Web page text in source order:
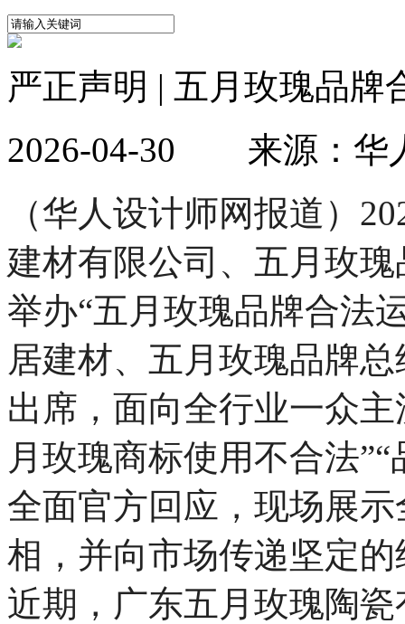
严正声明 | 五月玫瑰品牌
2026-04-30 来源：
（华人设计师网报道）
建材有限公司、五月玫
举办“五月玫瑰品牌合法
居建材、五月玫瑰品牌
出席，面向全行业一众
月玫瑰商标使用不合法
全面官方回应，现场展
相，并向市场传递坚定
近期，广东五月玫瑰陶